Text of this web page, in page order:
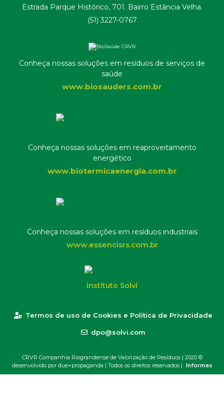
Estrada Parque Histórico, 701. Bairro Estância Velha.
(51) 3227-0767
Conheça nossas soluções em resíduos de serviços de
saúde
www.biosauders.com.br
Conheça nossas soluções em reaproveitamento
energético
www.biotermicaenergia.com.br
Conheça nossas soluções em resíduos industriais
www.essencisrs.com.br
Instituto Solví
Termos de uso de Cookies e Política de Privacidade
dpo@solvi.com
CRVR Companhia Riograndense de Valorização de Resíduos | 2020 ©
desenvolvido por due+propaganda | Todos os direitos reservados | Informes